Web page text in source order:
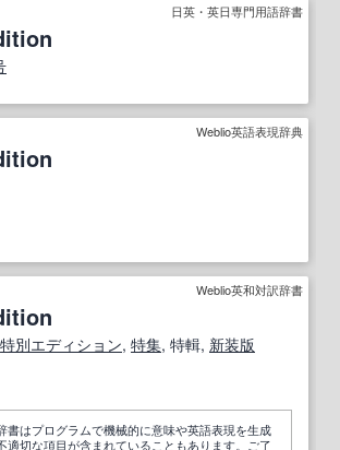
日英・英日専門用語辞書
Weblio英語表現辞典
Weblio英和対訳辞書
特別エディション, 特集, 特輯, 新装版
書はプログラムで機械的に意味や英語表現を生成
適切な項目が含まれていることもあります。ご了